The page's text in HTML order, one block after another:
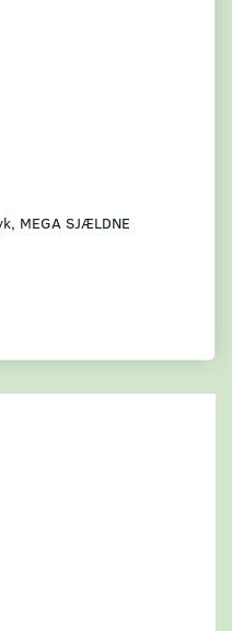
MEGA SJÆLDNE